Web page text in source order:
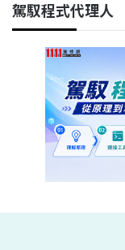
駕馭程式代理人